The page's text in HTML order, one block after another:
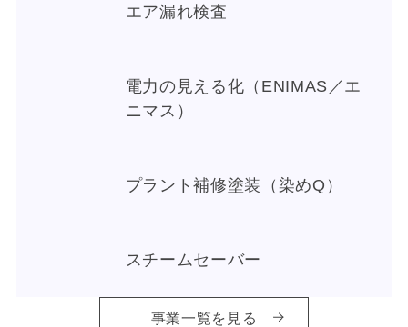
エア漏れ検査
電力の見える化（ENIMAS／エ
ニマス）
プラント補修塗装（染めQ）
スチームセーバー
事業一覧を見る